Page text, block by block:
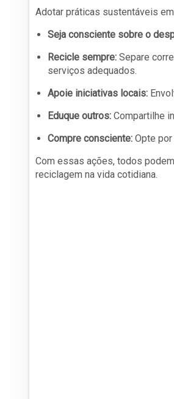
Adotar práticas sustentáveis
Seja consciente sobre o
Recicle sempre: Separe
serviços adequados.
Apoie iniciativas locais:
Eduque outros: Compartilhe
Compre consciente: Opte
Com essas ações, todos
reciclagem na vida cotidiana.